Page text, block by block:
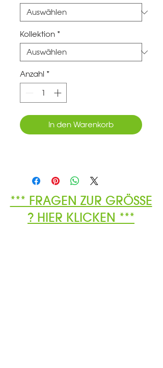
Kollektion *
Anzahl *
In den Warenkorb
*** FRAGEN ZUR GRÖSSE
? HIER KLICKEN ***